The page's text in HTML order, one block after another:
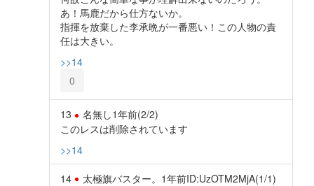
あ！馬鹿だから仕方ないか。
指揮を放棄した李承晩が一番悪い！この人物の責
任は大きい。
>>14
0
13 名無し1年前(2/2)
このレスは削除されています
>>14
14 太極旗バスター。 1年前ID:UzOTM2MjA(1/1)